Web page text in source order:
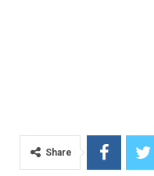
Share